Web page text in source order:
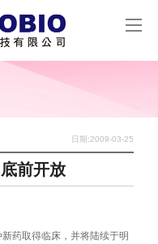
日期:2009-03-25
前开放
新药取得临床，并将陆续于明